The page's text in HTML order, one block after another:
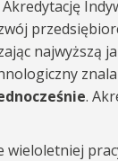
najwyższą
.